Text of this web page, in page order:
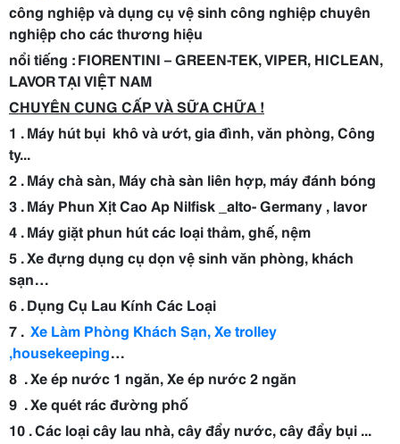
công nghiệp và dụng cụ vệ sinh công nghiệp chuyên
nghiệp cho các thương hiệu
nổi tiếng : FIORENTINI – GREEN-TEK, VIPER, HICLEAN,
LAVOR TẠI VIỆT NAM
CHUYÊN CUNG CẤP VÀ SỮA CHỮA !
1 . Máy hút bụi khô và ướt, gia đình, văn phòng, Công
ty...
2 . Máy chà sàn, Máy chà sàn liên hợp, máy đánh bóng
3 . Máy Phun Xịt Cao Ap Nilfisk _alto- Germany , lavor
4 . Máy giặt phun hút các loại thảm, ghế, nệm
5 . Xe đựng dụng cụ dọn vệ sinh văn phòng, khách
sạn…
6 . Dụng Cụ Lau Kính Các Loại
7 . Xe Làm Phòng Khách Sạn, Xe trolley
,housekeeping…
8 . Xe ép nước 1 ngăn, Xe ép nước 2 ngăn
9 . Xe quét rác đường phố
10 . Các loại cây lau nhà, cây đẩy nước, cây đẩy bụi ...